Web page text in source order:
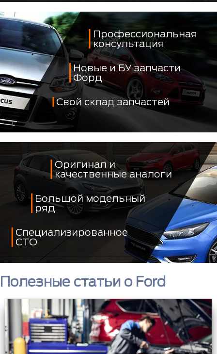
Профессиональная
консультация
Новые и БУ запчасти
Форд
Свой склад запчастей
Оригинал и
качественные аналоги
Большой модельный
ряд
Специализированное
СТО
Полезные статьи о Ford